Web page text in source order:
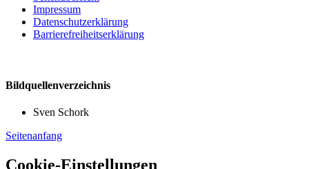
Impressum
Datenschutzerklärung
Barrierefreiheitserklärung
Bildquellenverzeichnis
Sven Schork
Seitenanfang
Cookie-Einstellungen